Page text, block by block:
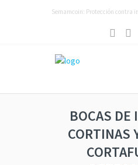
Semamcoin: Protección contra
BOCAS DE
CORTINAS